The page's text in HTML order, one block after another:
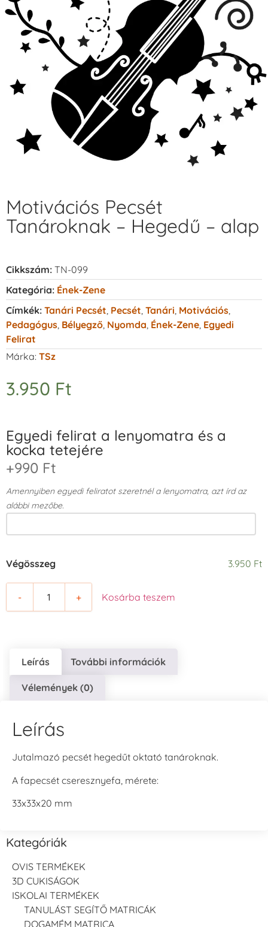
Motivációs Pecsét
Tanároknak – Hegedű – alap
Cikkszám: TN-099
Kategória: Ének-Zene
Címkék: Tanári Pecsét Pecsét Tanári Motivációs
Pedagógus Bélyegző Nyomda Ének-Zene Egyedi
Felirat
Márka: TSz
3.950 Ft
Egyedi felirat a lenyomatra és a
kocka tetejére
+990 Ft
Amennyiben egyedi feliratot szeretnél a lenyomatra, azt írd az
alábbi mezőbe.
Végösszeg 3.950 Ft
- + Kosárba teszem
Leírás További információk
Vélemények (0)
Leírás
Jutalmazó pecsét hegedűt oktató tanároknak.
A fapecsét cseresznyefa, mérete:
33x33x20 mm
Kategóriák
OVIS TERMÉKEK
3D CUKISÁGOK
ISKOLAI TERMÉKEK
TANULÁST SEGÍTŐ MATRICÁK
DOGAMÉM MATRICA